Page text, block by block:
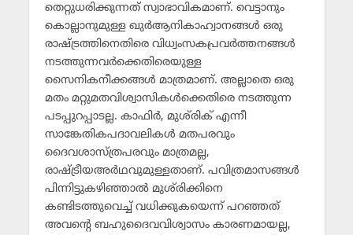
തെറ്റുധരിക്കുന്നത് സ്വാഭാവികമാണ്. വെട്ടാനും
കൊല്ലാനുമുള്ള ഖുര്‍ആനികാഹ്വാനങ്ങള്‍ ഒരു
രാഷ്ട്രത്തിനെതിരെ വിധ്വംസകപ്രവര്‍ത്തനങ്ങള്‍
നടത്തുന്നവര്‍ക്കെതിരെയുള്ള
സൈനികനീക്കങ്ങള്‍ മാത്രമാണ്. അല്ലാതെ ഒരു
മതം മറ്റുമതവിശ്വാസികള്‍ക്കെതിരെ നടത്തുന്ന
പടപ്പുറപ്പാടല്ല. കാഫിര്‍, മുശ്‌രിക് എന്നീ
സാങ്കേതികപദാവലികള്‍ മതപരവും
ദൈവശാസ്ത്രപരവും മാത്രമല്ല,
രാഷ്ട്രീയഅര്‍ഥവുമുള്ളതാണ്. പവിത്രമാസങ്ങള്‍
പിന്നിട്ടുകഴിഞ്ഞാല്‍ മുശ്‌രിക്കിനെ
കണ്ടിടത്തുവെച്ച് വധിക്കുകയെന്ന് പറഞ്ഞത്
അവന്റെ ബഹുദൈവവിശ്വാസം കാരണമായല്ല,